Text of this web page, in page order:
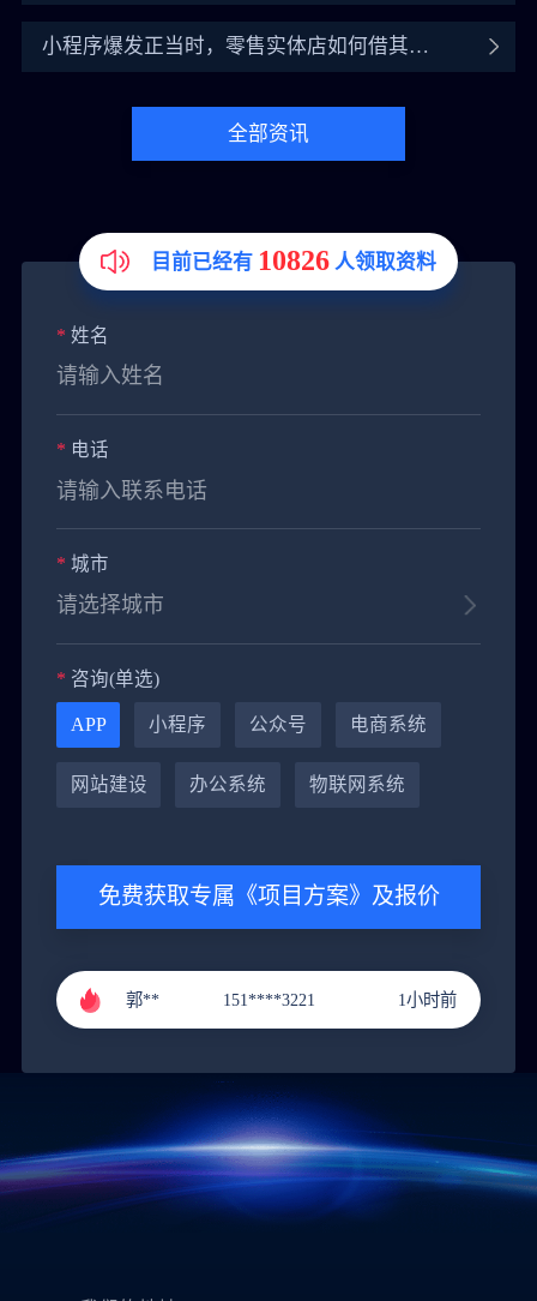
小程序爆发正当时，零售实体店如何借其翻
全部资讯
* 姓名
* 电话
* 城市
* 咨询(单选)
APP 小程序 公众号 电商系统
网站建设 办公系统 物联网系统
免费获取专属《项目方案》及报价
黄** 151****9288 4小时前
张** 136****4686 3小时前
郭** 151****3221 1小时前
目前已经有 10826 人领取资料